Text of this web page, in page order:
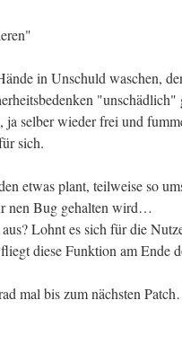
in Unschuld waschen,
ja selber wieder frei und
sich.
etwas plant, teilweise so
nen Bug gehalten wird…
Lohnt es sich für die
diese Funktion am Ende
mal bis zum nächsten